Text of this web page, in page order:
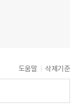
도움말 삭제기준